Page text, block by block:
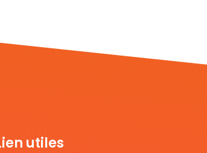
utiles